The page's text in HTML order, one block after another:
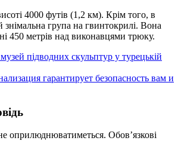
4000 футів (1,2 км). Крім того, в
знімальна група на гвинтокрилі. Вона
450 метрів над виконавцями трюку.
підводних скульптур у турецькій
гарантирует безопасность вам и
оприлюднюватиметься. Обов’язкові